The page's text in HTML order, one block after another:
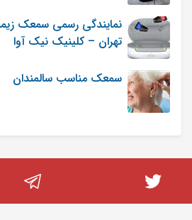
نمایندگی رسمی سمعک
تهران – کلینیک نیک آوا
سمعک مناسب سالمندان